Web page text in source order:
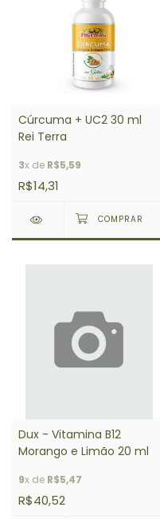
Cúrcuma + UC2 30 ml
Rei Terra
3x de R$5,59
R$14,31
Dux - Vitamina B12
Morango e Limão 20 ml
9x de R$5,47
R$40,52